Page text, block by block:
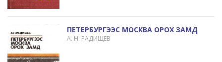
ПЕТЕРБУРГЭЭС МОСКВА ОРОХ ЗАМД
А. Н. РАДИЩЕВ